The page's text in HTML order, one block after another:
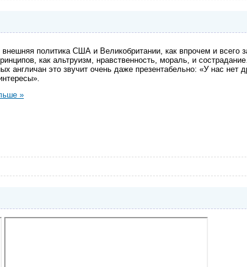
политика США и Великобритании, как впрочем и всего
как альтруизм, нравственность, мораль, и
англичан это звучит очень даже презентабельно: «У нас нет
»